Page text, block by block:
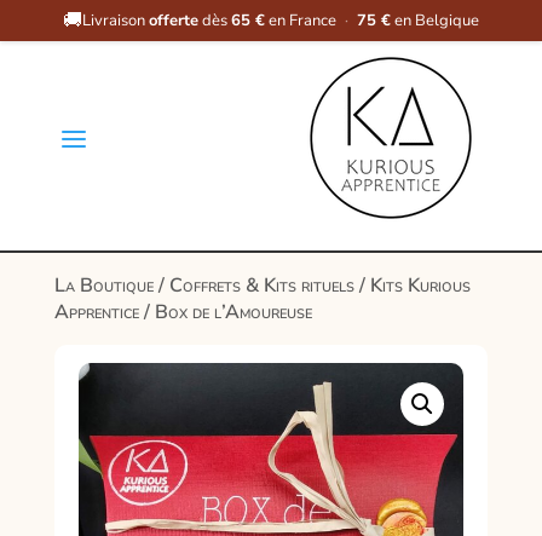
🚚Livraisonoffertedès65 €en France · 75 €en Belgique
a
La Boutique/ Coffrets & Kits rituels/ Kits Kurious
Apprentice/ Box de l’Amoureuse